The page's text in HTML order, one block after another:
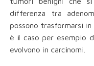
differenza tra
possono trasformarsi in
è il caso per esempio
evolvono in carcinomi.